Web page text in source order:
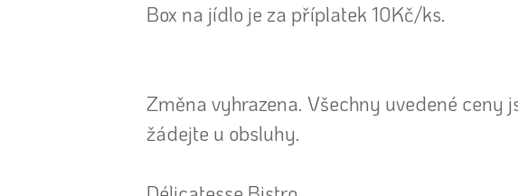
Box na jídlo je za příplatek 10Kč/ks.
Změna vyhrazena. Všechny uvedené
žádejte u obsluhy.